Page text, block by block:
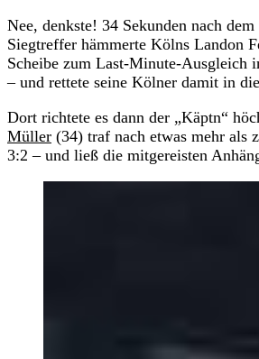
Nee, denkste! 34 Sekunden nach
Siegtreffer hämmerte Kölns Landon
Scheibe zum Last-Minute-Ausgleich
– und rettete seine Kölner damit in
Dort richtete es dann der „Käptn“
Müller (34) traf nach etwas mehr als
3:2 – und ließ die mitgereisten